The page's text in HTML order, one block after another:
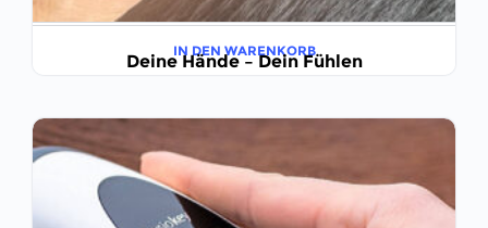
Deine Hände – Dein Fühlen
IN DEN WARENKORB